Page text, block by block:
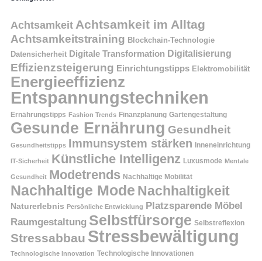
Achtsamkeit Achtsamkeit im Alltag
Achtsamkeitstraining Blockchain-Technologie
Datensicherheit Digitale Transformation Digitalisierung
Effizienzsteigerung Einrichtungstipps Elektromobilität
Energieeffizienz
Entspannungstechniken
Ernährungstipps Fashion Trends Finanzplanung Gartengestaltung
Gesunde Ernährung Gesundheit
Gesundheitstipps Immunsystem stärken Inneneinrichtung
IT-Sicherheit Künstliche Intelligenz Luxusmode Mentale
Gesundheit Modetrends Nachhaltige Mobilität
Nachhaltige Mode Nachhaltigkeit
Naturerlebnis Persönliche Entwicklung Platzsparende Möbel
Raumgestaltung Selbstfürsorge Selbstreflexion
Stressabbau Stressbewältigung
Technologische Innovation Technologische Innovationen